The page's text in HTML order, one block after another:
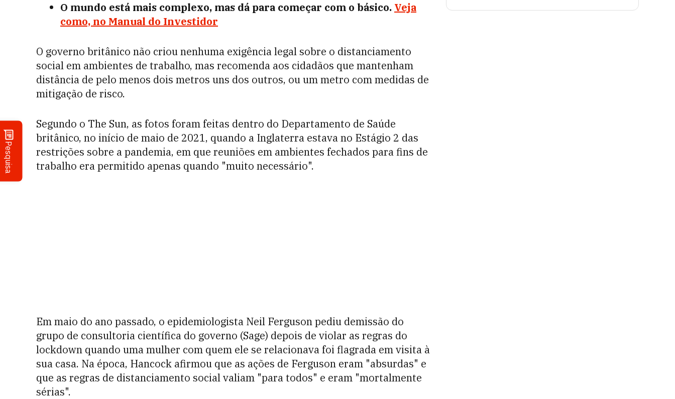
Pesquisa
O mundo está mais complexo, mas dá para começar com o básico. Veja
como, no Manual do Investidor
O governo britânico não criou nenhuma exigência legal sobre o distanciamento
social em ambientes de trabalho, mas recomenda aos cidadãos que mantenham
distância de pelo menos dois metros uns dos outros, ou um metro com medidas de
mitigação de risco.
Segundo o The Sun, as fotos foram feitas dentro do Departamento de Saúde
britânico, no início de maio de 2021, quando a Inglaterra estava no Estágio 2 das
restrições sobre a pandemia, em que reuniões em ambientes fechados para fins de
trabalho era permitido apenas quando "muito necessário".
Em maio do ano passado, o epidemiologista Neil Ferguson pediu demissão do
grupo de consultoria científica do governo (Sage) depois de violar as regras do
lockdown quando uma mulher com quem ele se relacionava foi flagrada em visita à
sua casa. Na época, Hancock afirmou que as ações de Ferguson eram "absurdas" e
que as regras de distanciamento social valiam "para todos" e eram "mortalmente
sérias".